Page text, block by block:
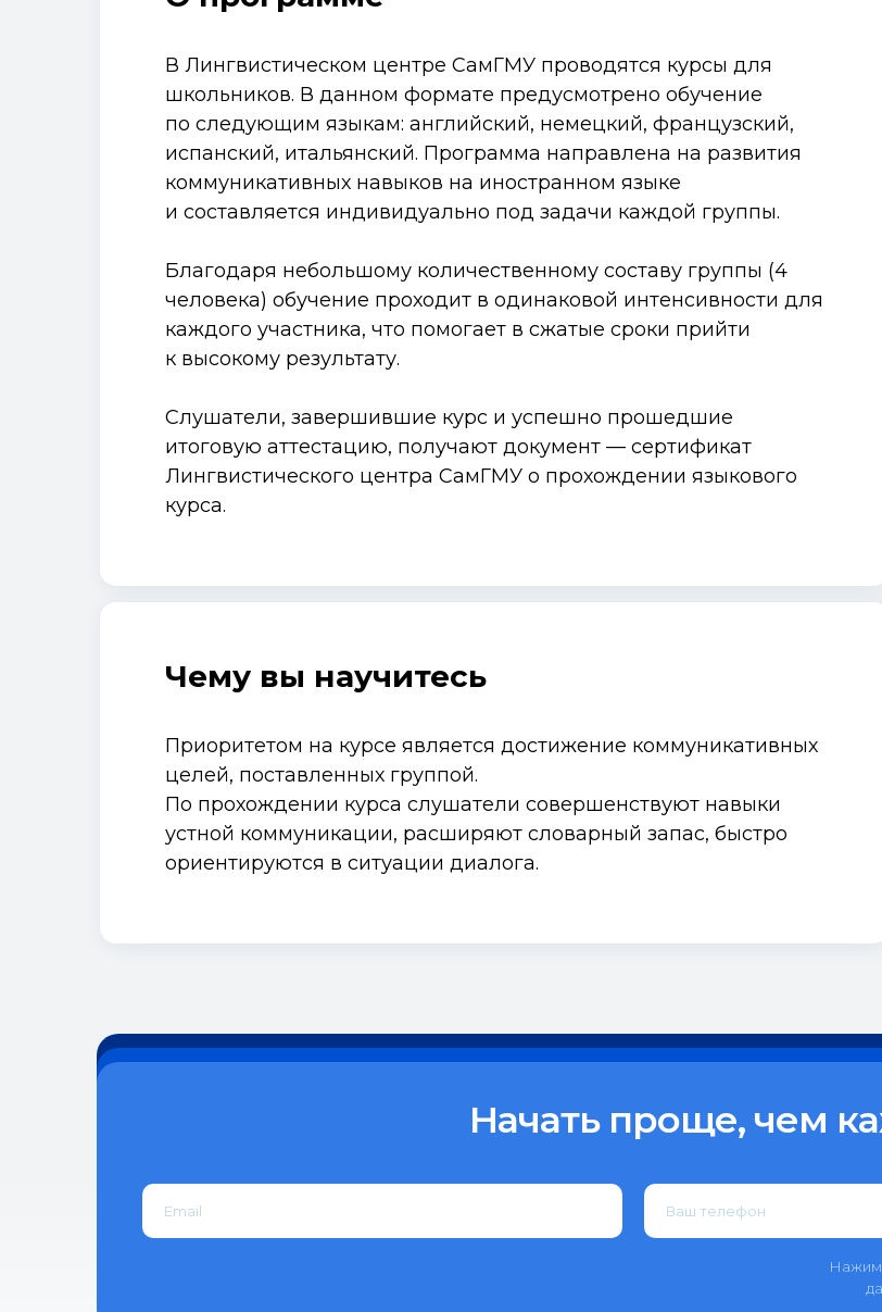
В Лингвистическом центре СамГМУ проводятся курсы для
школьников. В данном формате предусмотрено обучение
по следующим языкам: английский, немецкий, французский,
испанский, итальянский. Программа направлена на развития
коммуникативных навыков на иностранном языке
и составляется индивидуально под задачи каждой группы.
Благодаря небольшому количественному составу группы (4
человека) обучение проходит в одинаковой интенсивности для
каждого участника, что помогает в сжатые сроки прийти
к высокому результату.
Слушатели, завершившие курс и успешно прошедшие
итоговую аттестацию, получают документ — сертификат
Лингвистического центра СамГМУ о прохождении языкового
курса.
Чему вы научитесь
Приоритетом на курсе является достижение коммуникативных
целей, поставленных группой.
По прохождении курса слушатели совершенствуют навыки
устной коммуникации, расширяют словарный запас, быстро
ориентируются в ситуации диалога.
Начать проще, чем